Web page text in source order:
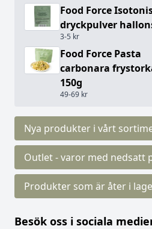
Food Force
dryckpulver
3-5 kr
Food Force Pasta
carbonara
150g
49-69 kr
Nya produkter i vårt
Outlet - varor med nedsatt
Produkter som är åter i
Besök oss i sociala